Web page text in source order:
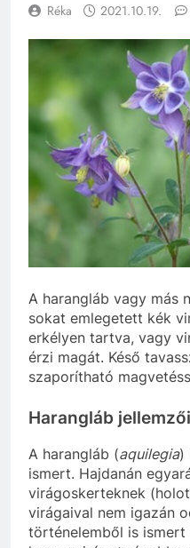
Réka 2021.10.19.
A harangláb vagy más
sokat emlegetett kék
erkélyen tartva, vagy
érzi magát. Késő
szaporítható
Harangláb jellemzői
A harangláb (aquilegia)
ismert. Hajdanán
virágoskerteknek
virágaival nem igazán
történelemből is